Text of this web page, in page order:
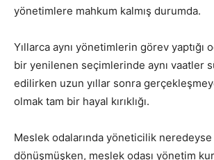
yönetimlere mahkum kalmış durumda.
Yıllarca aynı yönetimlerin görev yaptığı
bir yenilenen seçimlerinde aynı vaatler
edilirken uzun yıllar sonra
olmak tam bir hayal kırıklığı.
Meslek odalarında yöneticilik
dönüşmüşken, meslek odası yönetim